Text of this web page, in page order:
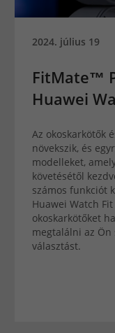
2024. július 19
FitMate™
Huawei
Az okoskarkötők
növekszik, és
modelleket,
követésétől
számos funkciót
Huawei Watch
okoskarkötőket
megtalálni az
választást.